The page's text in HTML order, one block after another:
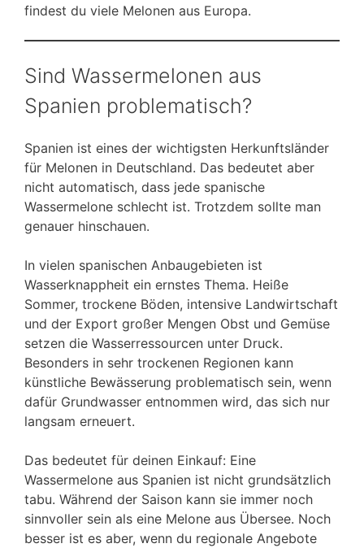
findest du viele Melonen aus Europa.
Sind Wassermelonen aus
Spanien problematisch?
Spanien ist eines der wichtigsten Herkunftsländer
für Melonen in Deutschland. Das bedeutet aber
nicht automatisch, dass jede spanische
Wassermelone schlecht ist. Trotzdem sollte man
genauer hinschauen.
In vielen spanischen Anbaugebieten ist
Wasserknappheit ein ernstes Thema. Heiße
Sommer, trockene Böden, intensive Landwirtschaft
und der Export großer Mengen Obst und Gemüse
setzen die Wasserressourcen unter Druck.
Besonders in sehr trockenen Regionen kann
künstliche Bewässerung problematisch sein, wenn
dafür Grundwasser entnommen wird, das sich nur
langsam erneuert.
Das bedeutet für deinen Einkauf: Eine
Wassermelone aus Spanien ist nicht grundsätzlich
tabu. Während der Saison kann sie immer noch
sinnvoller sein als eine Melone aus Übersee. Noch
besser ist es aber, wenn du regionale Angebote